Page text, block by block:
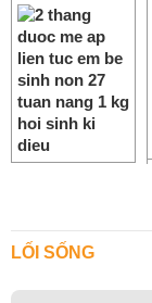
LỐI SỐNG